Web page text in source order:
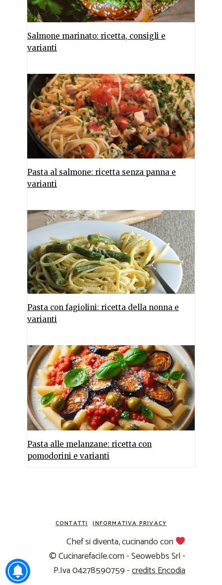
Salmone marinato: ricetta, consigli e
varianti
Pasta al salmone: ricetta senza panna e
varianti
Pasta con fagiolini: ricetta della nonna e
varianti
Pasta alle melanzane: ricetta con
pomodorini e varianti
CONTATTI INFORMATIVA PRIVACY
Chef si diventa, cucinando con
© Cucinarefacile.com - Seowebbs Srl -
P.Iva 04278590759 -credits Encodia